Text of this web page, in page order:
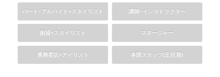
パート・アルバイト×スタイリスト 講師・インストラクター
面貸×スタイリスト マネージャー
業務委託×アイリスト 本部スタッフ(正社員)